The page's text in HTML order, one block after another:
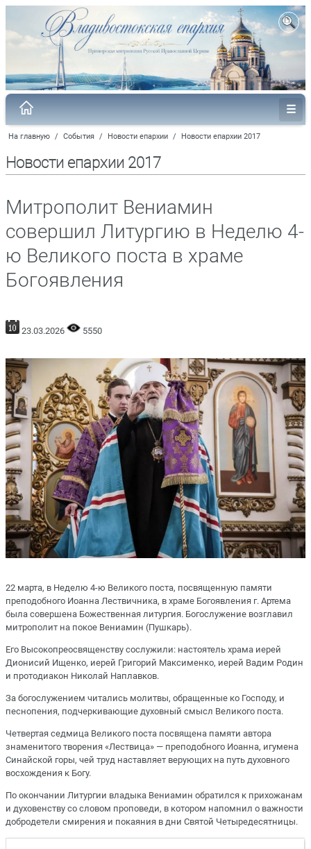
На главную / События / Новости епархии / Новости епархии 2017
Новости епархии 2017
Митрополит Вениамин
совершил Литургию в Неделю 4-
ю Великого поста в храме
Богоявления
23.03.2026 5550
22 марта, в Неделю 4-ю Великого поста, посвященную памяти
преподобного Иоанна Лествичника, в храме Богоявления г. Артема
была совершена Божественная литургия. Богослужение возглавил
митрополит на покое Вениамин (Пушкарь).
Его Высокопреосвященству сослужили: настоятель храма иерей
Дионисий Ищенко, иерей Григорий Максименко, иерей Вадим Родин
и протодиакон Николай Наплавков.
За богослужением читались молитвы, обращенные ко Господу, и
песнопения, подчеркивающие духовный смысл Великого поста.
Четвертая седмица Великого поста посвящена памяти автора
знаменитого творения «Лествица» — преподобного Иоанна, игумена
Синайской горы, чей труд наставляет верующих на путь духовного
восхождения к Богу.
По окончании Литургии владыка Вениамин обратился к прихожанам
и духовенству со словом проповеди, в котором напомнил о важности
добродетели смирения и покаяния в дни Святой Четыредесятницы.